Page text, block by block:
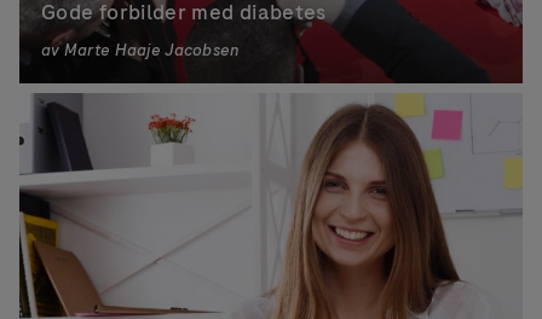
Gode forbilder med diabetes
avMarte Haaje Jacobsen